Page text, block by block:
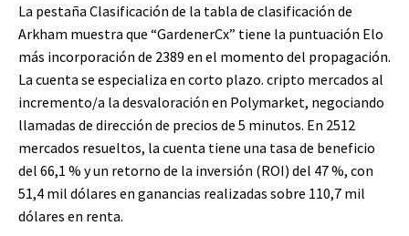
La pestaña Clasificación de la tabla de clasificación de
Arkham muestra que “GardenerCx” tiene la puntuación Elo
más incorporación de 2389 en el momento del propagación.
La cuenta se especializa en corto plazo. cripto mercados al
incremento/a la desvaloración en Polymarket, negociando
llamadas de dirección de precios de 5 minutos. En 2512
mercados resueltos, la cuenta tiene una tasa de beneficio
del 66,1 % y un retorno de la inversión (ROI) del 47 %, con
51,4 mil dólares en ganancias realizadas sobre 110,7 mil
dólares en renta.